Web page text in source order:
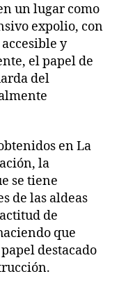
un lugar como
expolio, con
y
el papel de
del
en La
la
se tiene
de las aldeas
de
que
destacado